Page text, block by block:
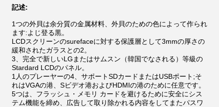
記述:
1つの外貝は余分質の金属材料、外貝のための色によって作られ
ます:よじ登る黒。
LCDスクリーンのsurefaceに対する保護層として3mmの厚さの
緩和されたガラスとの2。
3、完全で新しいLGまたはサムスン（韓国でなされる）等級の
Stardard LCDのパネル。
1人のプレーヤーの4、サポートSDカードまたはUSBポート;そ
れはVGAの港、Sビデオ港およびHDMIの港のために任意です。
5つは、フラッシュ・メモリ カードを避けるために安全にシス
テム機能を締め、広告して取り除かれる内容をしてまたパスワ